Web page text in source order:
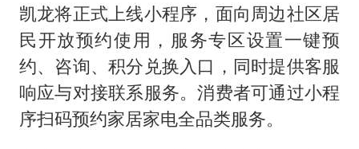
凯龙将正式上线小程序，面向周边社区居
民开放预约使用，服务专区设置一键预
约、咨询、积分兑换入口，同时提供客服
响应与对接联系服务。消费者可通过小程
序扫码预约家居家电全品类服务。